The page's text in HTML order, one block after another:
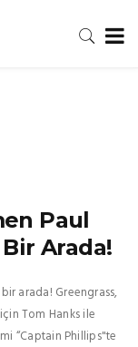
Paul
Arada!
arada! Greengrass,
Tom Hanks ile
“Captain Phillips"te